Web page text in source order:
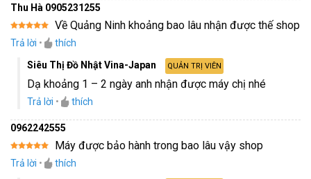
Thu Hà 0905231255
Được xếp
hạng5 5
Về Quảng Ninh khoảng bao lâu nhận được thế shop
Trả lời •
thích
Siêu Thị Đồ Nhật Vina-Japan
QUẢN TRỊ VIÊN
Dạ khoảng 1 – 2 ngày anh nhận được máy chị nhé
Trả lời • thích
0962242555
Được xếp
hạng5 5
Máy được bảo hành trong bao lâu vậy shop
Trả lời •
thích